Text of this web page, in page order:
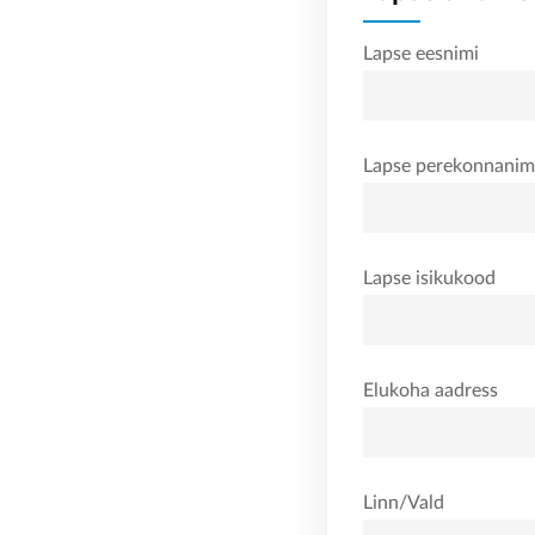
Lapse eesnimi
Lapse
Lapse isikukood
Elukoha aadress
Linn/Vald